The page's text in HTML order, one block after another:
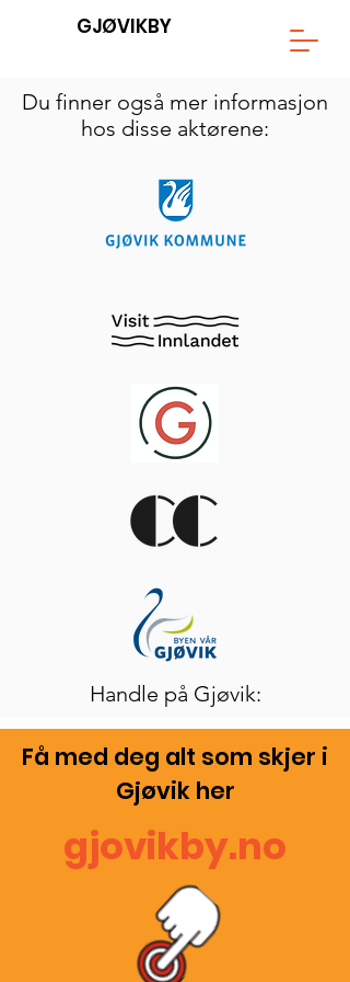
GJØVIKBY
Du finner også mer informasjon
hos disse aktørene:
Handle på Gjøvik:
Få med deg alt som skjer i
Gjøvik her
gjovikby.no